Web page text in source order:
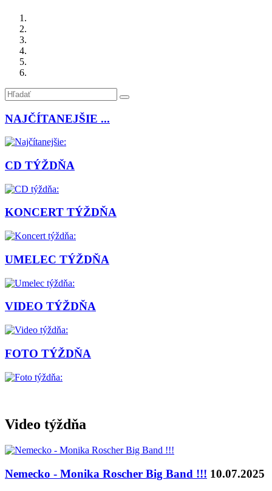
NAJČÍTANEJŠIE ...
CD TÝŽDŇA
KONCERT TÝŽDŇA
UMELEC TÝŽDŇA
VIDEO TÝŽDŇA
FOTO TÝŽDŇA
Video týždňa
Nemecko - Monika Roscher Big Band !!! 10.07.2025